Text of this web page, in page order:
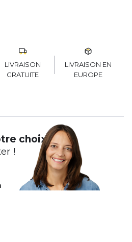
LIVRAISON
GRATUITE
LIVRAISON EN
EUROPE
choix ?
!